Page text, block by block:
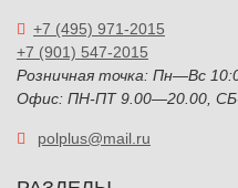
+7 (495) 971-2015
+7 (901) 547-2015
Розничная точка: Пн—Вс
Офис: ПН-ПТ 9.00—20.00,
polplus@mail.ru